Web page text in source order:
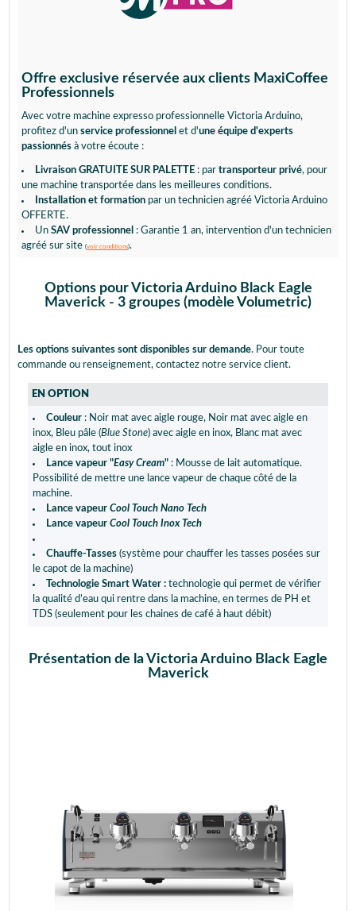
Offre exclusive réservée aux clients MaxiCoffee
Professionnels
Avec votre machine expresso professionnelle Victoria Arduino,
profitez d'un service professionnel et d'une équipe d'experts
passionnés à votre écoute :
Livraison GRATUITE SUR PALETTE : par transporteur privé, pour
une machine transportée dans les meilleures conditions.
Installation et formation par un technicien agréé Victoria Arduino
OFFERTE.
Un SAV professionnel : Garantie 1 an, intervention d'un technicien
agréé sur site (voir conditions).
Options pour Victoria Arduino Black Eagle
Maverick - 3 groupes (modèle Volumetric)
Les options suivantes sont disponibles sur demande. Pour toute
commande ou renseignement, contactez notre service client.
EN OPTION
Couleur : Noir mat avec aigle rouge, Noir mat avec aigle en
inox, Bleu pâle (Blue Stone) avec aigle en inox, Blanc mat avec
aigle en inox, tout inox
Lance vapeur "Easy Cream" : Mousse de lait automatique.
Possibilité de mettre une lance vapeur de chaque côté de la
machine.
Lance vapeur Cool Touch Nano Tech
Lance vapeur Cool Touch Inox Tech
Chauffe-Tasses (système pour chauffer les tasses posées sur
le capot de la machine)
Technologie Smart Water : technologie qui permet de vérifier
la qualité d’eau qui rentre dans la machine, en termes de PH et
TDS (seulement pour les chaines de café à haut débit)
Présentation de la Victoria Arduino Black Eagle
Maverick